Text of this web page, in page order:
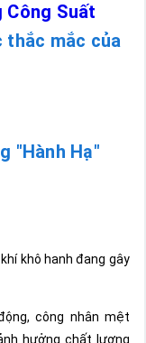
Công Suất
thắc mắc của
"Hành Hạ"
khô hanh đang gây
công nhân mệt
hưởng chất lượng